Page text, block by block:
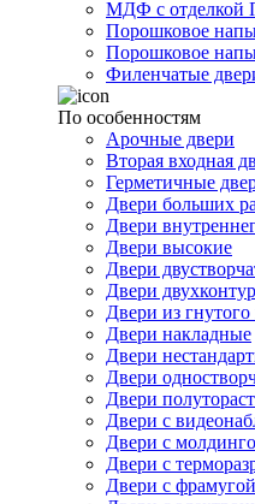
МДФ с отделкой
Порошковое
Порошковое
Филенчатые
По особенностям
Арочные двери
Вторая входная
Герметичные
Двери больших
Двери
Двери высокие
Двери
Двери
Двери из
Двери накладные
Двери
Двери
Двери
Двери с
Двери с
Двери с
Двери с фрамугой